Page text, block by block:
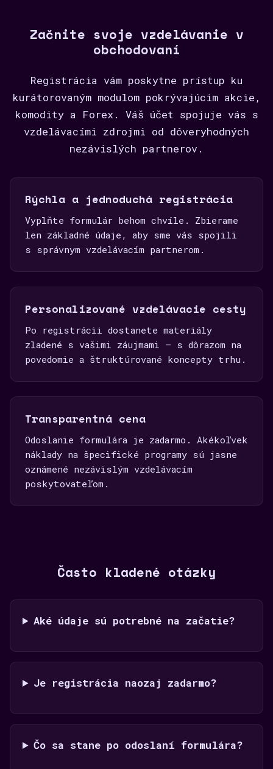
Začnite svoje vzdelávanie v
obchodovaní
Registrácia vám poskytne prístup ku
kurátorovaným modulom pokrývajúcim akcie,
komodity a Forex. Váš účet spojuje vás s
vzdelávacími zdrojmi od dôveryhodných
nezávislých partnerov.
Rýchla a jednoduchá registrácia
Vyplňte formulár behom chvíle. Zbierame
len základné údaje, aby sme vás spojili
s správnym vzdelávacím partnerom.
Personalizované vzdelávacie cesty
Po registrácii dostanete materiály
zladené s vašimi záujmami — s dôrazom na
povedomie a štruktúrované koncepty trhu.
Transparentná cena
Odoslanie formulára je zadarmo. Akékoľvek
náklady na špecifické programy sú jasne
oznámené nezávislým vzdelávacím
poskytovateľom.
Často kladené otázky
Aké údaje sú potrebné na začatie?
Je registrácia naozaj zadarmo?
Čo sa stane po odoslaní formulára?